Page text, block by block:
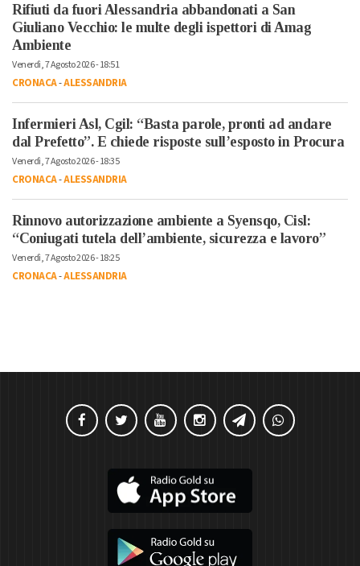
Rifiuti da fuori Alessandria abbandonati a San
Giuliano Vecchio: le multe degli ispettori di Amag
Ambiente
Venerdì, 7 Agosto 2026 - 18:51
CRONACA-ALESSANDRIA
Infermieri Asl, Cgil: “Basta parole, pronti ad andare
dal Prefetto”. E chiede risposte sull’esposto in Procura
Venerdì, 7 Agosto 2026 - 18:35
CRONACA-ALESSANDRIA
Rinnovo autorizzazione ambiente a Syensqo, Cisl:
“Coniugati tutela dell’ambiente, sicurezza e lavoro”
Venerdì, 7 Agosto 2026 - 18:25
CRONACA-ALESSANDRIA